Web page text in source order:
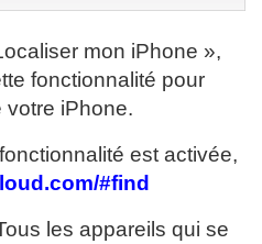
mon iPhone »,
fonctionnalité pour
iPhone.
est activée,
#find
les appareils qui se